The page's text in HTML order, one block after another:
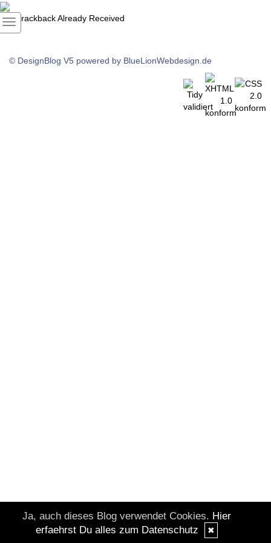
1 Trackback Already Received
© DesignBlog V5 powered by BlueLionWebdesign.de
Ja, auch dieses Blog verwendet Cookies. Hier
erfaehrst Du alles zum Datenschutz
✖